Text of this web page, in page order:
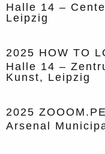
Halle 14 –
Leipzig
2025 HOW TO
Halle 14 –
Kunst, Leipzig
2025
Arsenal